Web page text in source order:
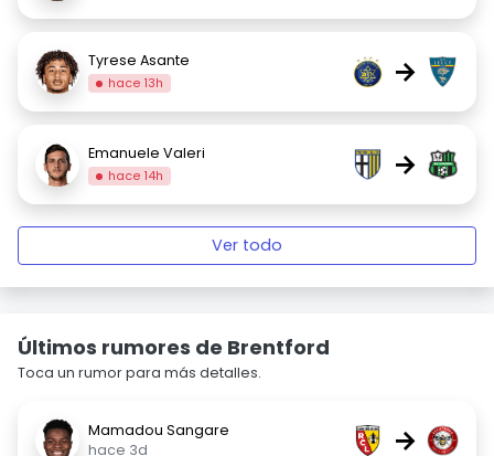
Tyrese Asante
hace 13h →
Emanuele Valeri
hace 14h →
Ver todo
Últimos rumores de Brentford
Toca un rumor para más detalles.
Mamadou Sangare
hace 3d
→